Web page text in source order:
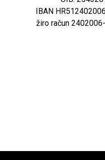
IBAN
žiro račun